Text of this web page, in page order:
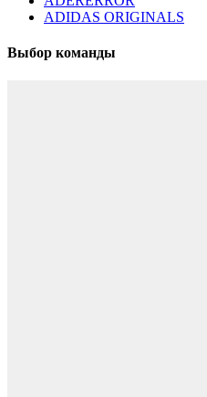
ADIDAS ORIGINALS
Выбор команды